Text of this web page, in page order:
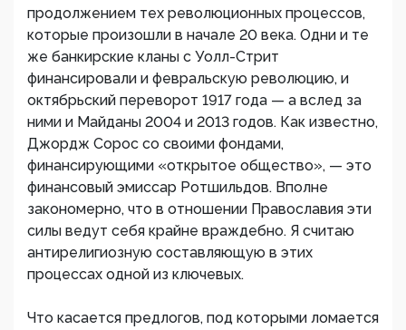
продолжением тех революционных процессов,
которые произошли в начале 20 века. Одни и те
же банкирские кланы с Уолл-Стрит
финансировали и февральскую революцию, и
октябрьский переворот 1917 года — а вслед за
ними и Майданы 2004 и 2013 годов. Как известно,
Джордж Сорос со своими фондами,
финансирующими «открытое общество», — это
финансовый эмиссар Ротшильдов. Вполне
закономерно, что в отношении Православия эти
силы ведут себя крайне враждебно. Я считаю
антирелигиозную составляющую в этих
процессах одной из ключевых.
Что касается предлогов, под которыми ломается